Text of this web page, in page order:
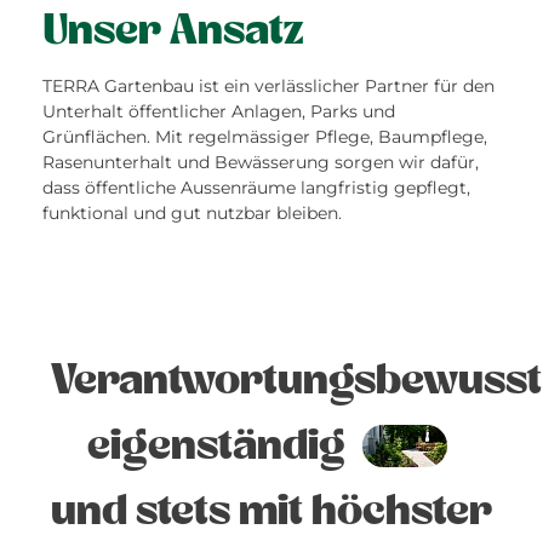
Unser Ansatz
TERRA Gartenbau ist ein verlässlicher Partner für den
Unterhalt öffentlicher Anlagen, Parks und
Grünflächen. Mit regelmässiger Pflege, Baumpflege,
Rasenunterhalt und Bewässerung sorgen wir dafür,
dass öffentliche Aussenräume langfristig gepflegt,
funktional und gut nutzbar bleiben.
eigenständig
und stets mit höchster